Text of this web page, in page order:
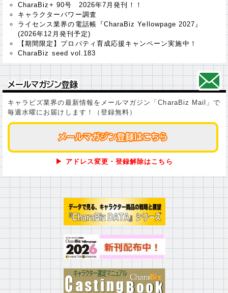
CharaBiz+ 90号 2026年7月発刊！！
キャラクターパワー調査
ライセンス業界の電話帳『CharaBiz Yellowpage 2027』
(2026年12月発刊予定)
【期間限定】プロパティ育成応援キャンペーン実施中！
CharaBiz seed vol.183
メールマガジン登録
メールマガジン登録
キャラビズ業界の最新情報をメールマガジン「CharaBiz Mail」で
毎週水曜にお届けします！（登録無料）
メールマガジン登録はこちら
メールマガジン登録はこちら
▶ アドレス変更・登録解除はこちら